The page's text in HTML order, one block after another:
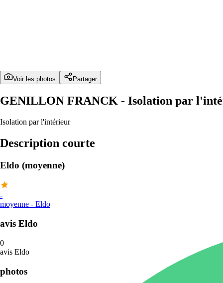
Voir les photos Partager
GENILLON FRANCK - Isolation par
Isolation par l'intérieur
Description courte
Eldo (moyenne)
-
moyenne - Eldo
avis Eldo
0
avis Eldo
photos